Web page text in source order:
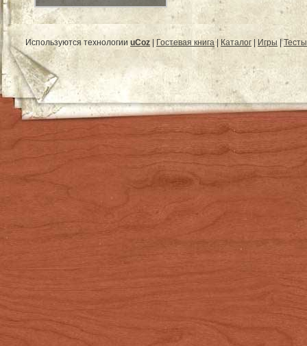
Используются технологии uCoz | Гостевая книга| Каталог | Игры |Тесты